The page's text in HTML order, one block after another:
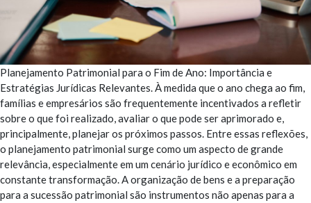
Planejamento Patrimonial para o Fim de Ano: Importância e
Estratégias Jurídicas Relevantes. À medida que o ano chega ao fim,
famílias e empresários são frequentemente incentivados a refletir
sobre o que foi realizado, avaliar o que pode ser aprimorado e,
principalmente, planejar os próximos passos. Entre essas reflexões,
o planejamento patrimonial surge como um aspecto de grande
relevância, especialmente em um cenário jurídico e econômico em
constante transformação. A organização de bens e a preparação
para a sucessão patrimonial são instrumentos não apenas para a